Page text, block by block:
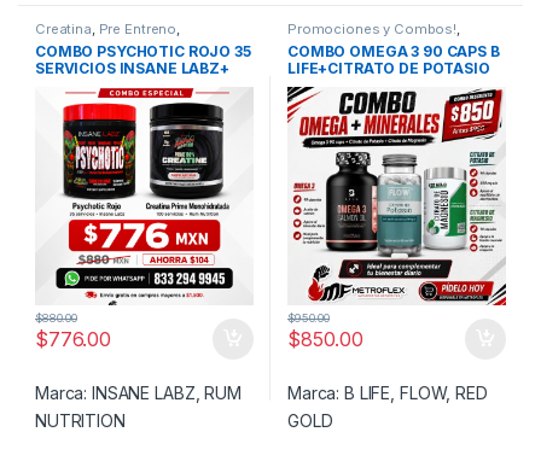
Creatina, Pre Entreno,
Promociones y Combos!
COMBO PSYCHOTIC ROJO 35
SERVICIOS INSANE LABZ+
CREATINA MONOHIDRATADA
PRIME 100 SERVICIOS RUM
NUTRITION
$776.00
$880.00
Marca:INSANE LABZ ,RUM
NUTRITION
Promociones y Combos!,
Vitaminas
COMBO OMEGA 3 90 CAPS B
LIFE+CITRATO DE POTASIO
90 CAPS FLOW+CITRATO DE
MAGNESIO 90 CAPS RED
GOLD
$850.00
$950.00
Marca:B LIFE FLOW,RED
GOLD